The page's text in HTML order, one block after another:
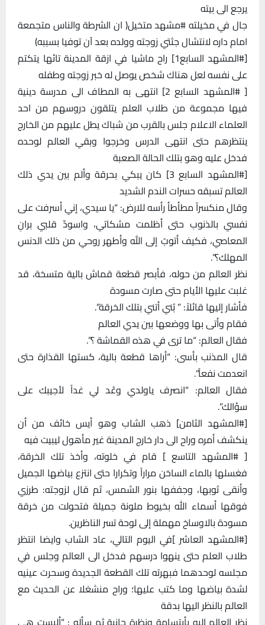
يرجع الى بيته
جال في مخيلته #مشهد متخيل( ان الشرطة والناس متجمعة
امام داره لانتشال جثتي زوجته وولده بعد آن توفيا بسببه)
[#المشهد السابع1] راح ماشيا في ازقة المدينة تائها يتكتم
على نفسه لعل هناك شخص يوصل له خبر زوجته وطفله
[ #المشهد السابع 2] انتهى به المطاف الى مدرسة دينية
فيها مجموعة من طلاب العلم يتلقون دروسهم من احد
العلماء الاعلام جلس بالقرب من شباك يطل عليهم من الخارج
ينتظرهم حتى انتهى الدرس وخرجوا وبقي العالم لوحده
فدخل عليه وهو بتلك الحالة الصعبة
[#المشهد السابع 3] كان يبكي بحرقة وألم بين يدي ذلك
العالم تسبقه حسرات الندم الشديد
وقال منكسراً مطأطأ رأسه للارض: “يا سيدي، إني أسرفت على
نفسي بالذنوب حتى أظلمت مشكاتي، واسودّ قلبي برانِ
المعاصي، فكيف أتوبُ إلى الله وأطهر روحي من ذلك الدنس
المهلك؟”.
نظر العالم من حوله، فأبصر قطعة قماش بالية متسخة، قد
غلبت عليها الأيام حتى صارت مسودة
فأشار إليها قائلاً: ” بُني أتني بتلك الخرقة”.
فقام وأتى بها ووضعها بين يدي العالم
فقال العالم: “ما ترى في هذه القماشة ؟”.
قال المذنب بأسى: “أراها قطعة بالية، كستها القذارة حتى
انعدمت نفعاً”.
فقال العالم: “انصرف ياولدي وعُد لي غداً لأجيبك على
سؤالك”.
[#المشهد الثامن] ذهب الشاب وهو أيس خائف من أن
ينكشف أمره وراح الى دار خارج المدينة غير مأهول ليبيت فيه
[ #المشهد التاسع ] قام في خلوته، وأخذ تلك الخرقة،
فغسلها بالماء الساخن مراراً وتكرارا حتى انتزع بياضها الجميل
وأنقى ثوبها، وجففها بنور الشمس، ثم قال لزوجته: طرزي
فوقها أسماء الله بخيوط ملونة جميلة فتحولت من خرقة
مسودة بالاوساخ مهملة إلى لوحة تسر الناظرين.
[#المشهد العاشر ]في اليوم التالي، عاد الشاب وايضا انتظر
طلاب العلم حتى ينهوا درسهم فدخل الى العالم وجلس في
مجلسه لوحدهما فبهرته تلك القطعة الجديدة وسحرت عينيه
لشدة بياضها وما كتب عليها؛ وراح منشغلا عن الحديث مع
العالم بالنظر اليها بدقة